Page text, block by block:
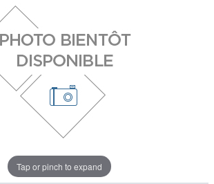
Tap or pinch to expand